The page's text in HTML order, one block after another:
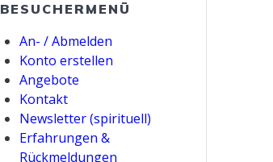
BESUCHERMENÜ
An- / Abmelden
Konto erstellen
Angebote
Kontakt
Newsletter (spirituell)
Erfahrungen &
Rückmeldungen